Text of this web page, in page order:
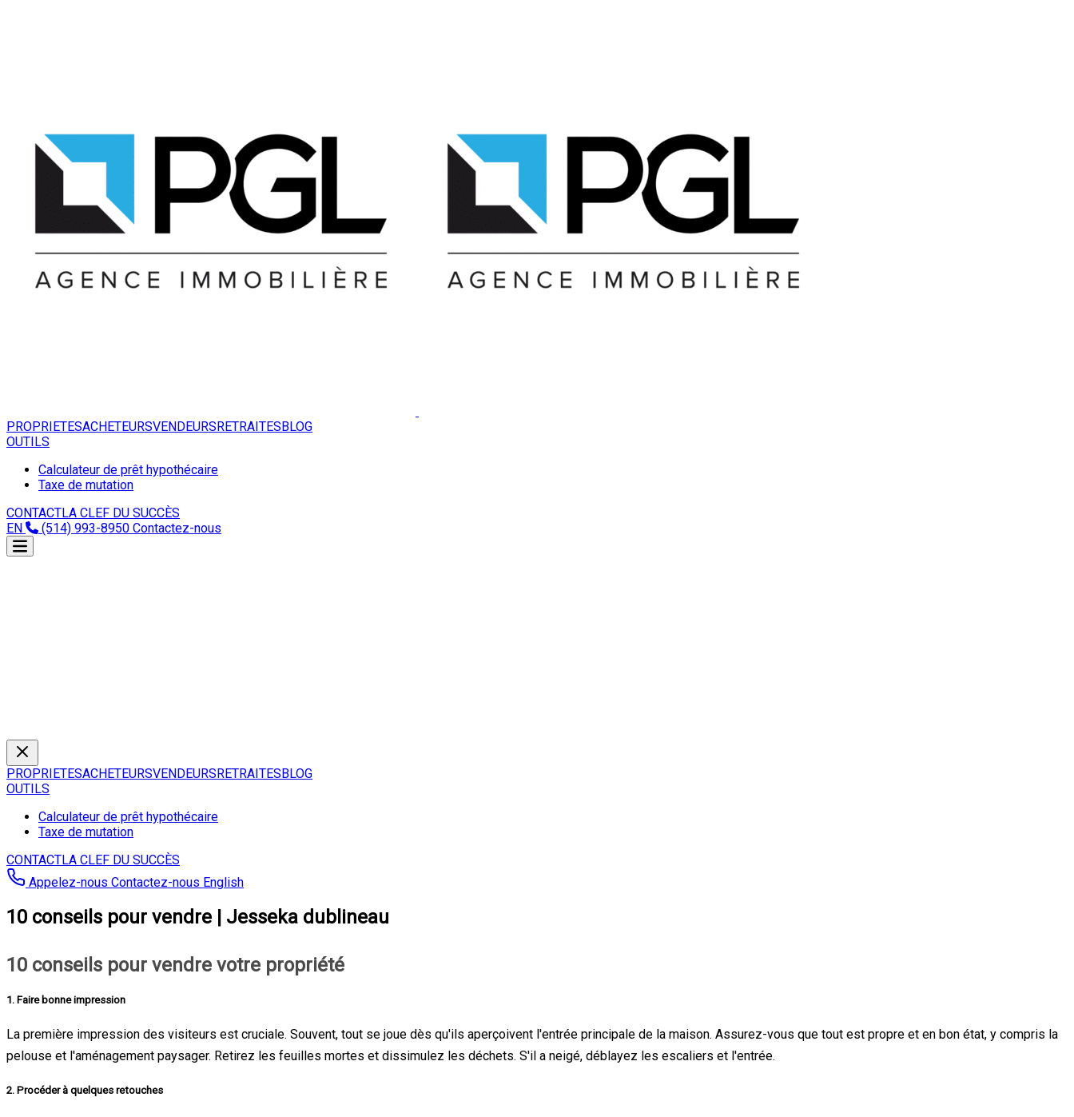
PROPRIETESACHETEURSVENDEURSRETRAITESBLOG
OUTILS
Calculateur de prêt hypothécaire
Taxe de mutation
CONTACTLA CLEF DU SUCCÈS
EN
(514) 993-8950 Contactez-nous
PROPRIETESACHETEURSVENDEURSRETRAITESBLOG
OUTILS
Calculateur de prêt hypothécaire
Taxe de mutation
CONTACTLA CLEF DU SUCCÈS
Appelez-nous Contactez-nous English
10 conseils pour vendre | Jesseka dublineau
10 conseils pour vendre votre propriété
1. Faire bonne impression
La première impression des visiteurs est cruciale. Souvent, tout se joue dès qu'ils aperçoivent l'entrée principale de la maison. Assurez-vous que tout est propre et en bon état, y compris la
pelouse et l'aménagement paysager. Retirez les feuilles mortes et dissimulez les déchets. S'il a neigé, déblayez les escaliers et l'entrée.
2. Procéder à quelques retouches